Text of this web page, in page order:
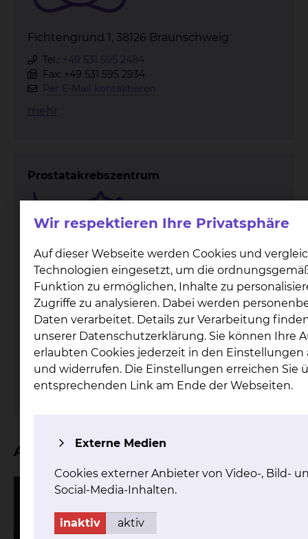
Fichtengrund 1, 38126 Braunschweig
Tel.: +49 531 595 2484
Fax: +49 531 595 2934
Per E-Mail kontaktieren
mehr
Prostatakrebszentrum
Fichtengrund 1, 38126 Braunschweig
Tel.:+49 531 595 2353
Fax: +49 531 595 2657
Per E-Mail kontaktieren
mehr
Aktuelles
Wir respektieren Ihre Privatsphäre
Auf dieser Webseite werden Cookies und
Technologien eingesetzt, um die
Funktion zu ermöglichen, Inhalte zu
Zugriffe zu analysieren. Dabei werden
Daten verarbeitet. Details zur Verarbeitung
unserer Datenschutzerklärung. Sie können Ihre
erlaubten Cookies jederzeit in den Einstellungen
und widerrufen. Die Einstellungen erreichen Sie
entsprechenden Link am Ende der Webseiten.
Externe Medien
Cookies externer Anbieter von Video-, Bild-
Social-Media-Inhalten.
inaktiv aktiv